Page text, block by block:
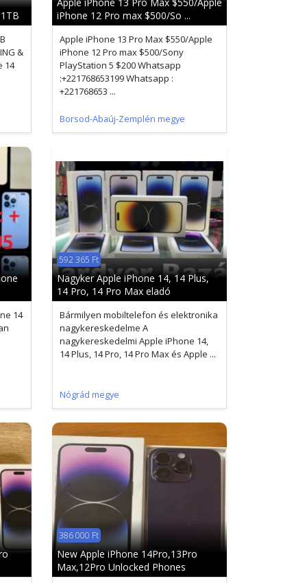
&
14
iPhone 12 Pro max $500/So ...
Apple iPhone 13 Pro Max $550/Apple
iPhone 12 Pro max $500/Sony
PlayStation 5 $200 Whatsapp
:+221768653199 Whatsapp :
+221768653 ...
Borsod-Abaúj-Zemplén megye
14
592 365 Ft
Nagyker Apple iPhone 14, 14 Plus,
14 Pro, 14 Pro Max eladó
Bármilyen mobiltelefon és elektronika
nagykereskedelme A
nagykereskedelmi Apple iPhone 14,
14 Plus, 14 Pro, 14 Pro Max és Apple ...
Nógrád megye
386 000 Ft
New Apple iPhone 14Pro,13Pro
Max,12Pro Unlocked Phones